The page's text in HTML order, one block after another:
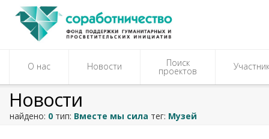
О нас Новости Поиск
проектов
Новости
найдено: 0 тип: Вместе мы сила тег: Музей